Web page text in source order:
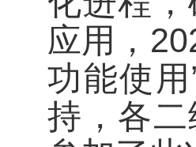
应用 ，
功能使用
持， 各